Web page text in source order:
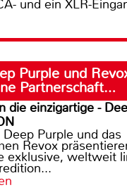
und ein XLR-
Purple und
Partnerschaft…
die einzigartige -
Purple und das
Revox
exklusive, weltweit